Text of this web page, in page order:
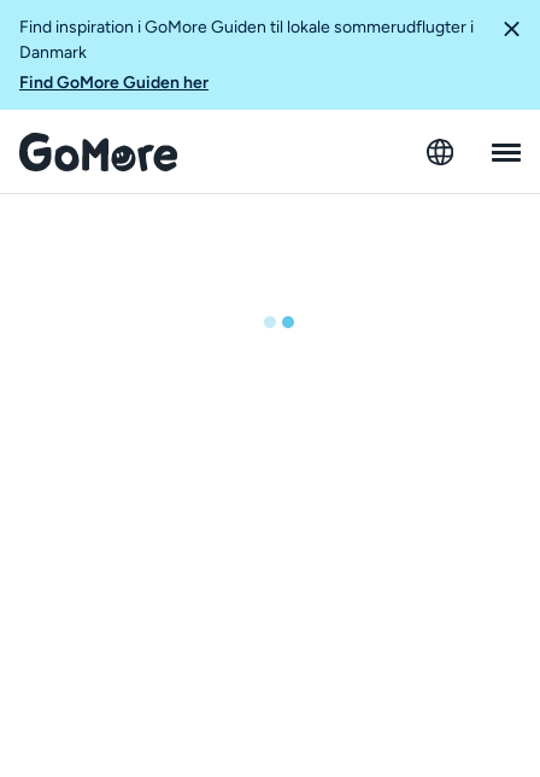
Find inspiration i GoMore Guiden til lokale sommerudflugter i
Danmark
Find GoMore Guiden her